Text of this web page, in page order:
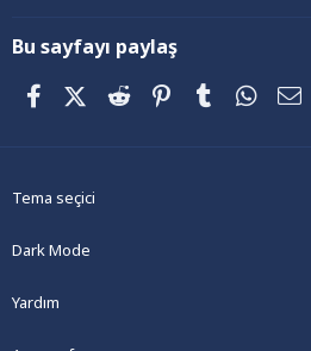
Bu sayfayı paylaş
FacebookX (Twitter)
Reddit PinterestTumblr
Tema seçici
Dark Mode
Yardım